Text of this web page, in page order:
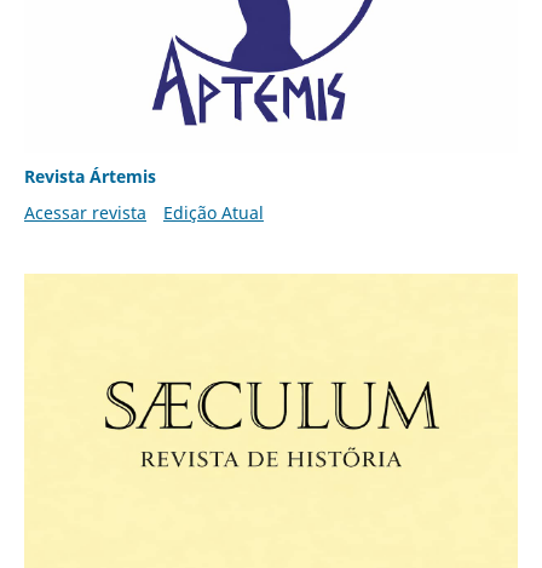
Revista Ártemis
Acessar revista
Edição Atual